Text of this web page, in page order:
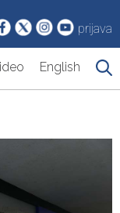
prijava
English